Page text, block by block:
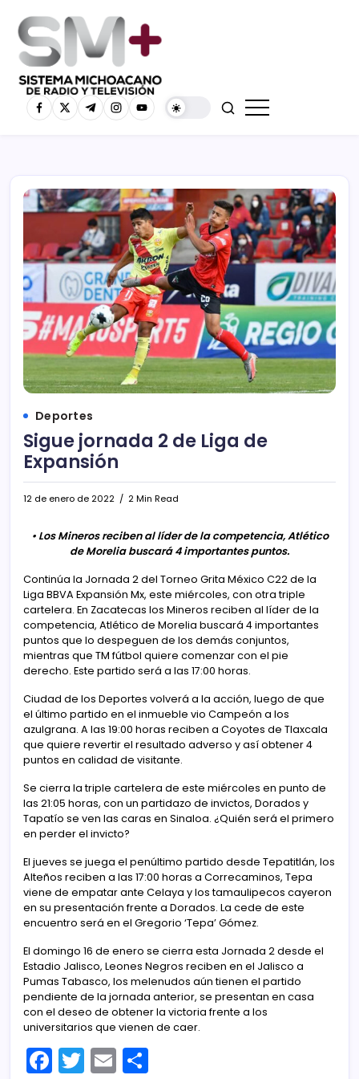
Deportes
Sigue jornada 2 de Liga de
Expansión
12 de enero de 2022 2 Min Read
• Los Mineros reciben al líder de la competencia, Atlético
de Morelia buscará 4 importantes puntos.
Continúa la Jornada 2 del Torneo Grita México C22 de la
Liga BBVA Expansión Mx, este miércoles, con otra triple
cartelera. En Zacatecas los Mineros reciben al líder de la
competencia, Atlético de Morelia buscará 4 importantes
puntos que lo despeguen de los demás conjuntos,
mientras que TM fútbol quiere comenzar con el pie
derecho. Este partido será a las 17:00 horas.
Ciudad de los Deportes volverá a la acción, luego de que
el último partido en el inmueble vio Campeón a los
azulgrana. A las 19:00 horas reciben a Coyotes de Tlaxcala
que quiere revertir el resultado adverso y así obtener 4
puntos en calidad de visitante.
Se cierra la triple cartelera de este miércoles en punto de
las 21:05 horas, con un partidazo de invictos, Dorados y
Tapatío se ven las caras en Sinaloa. ¿Quién será el primero
en perder el invicto?
El jueves se juega el penúltimo partido desde Tepatitlán, los
Alteños reciben a las 17:00 horas a Correcaminos, Tepa
viene de empatar ante Celaya y los tamaulipecos cayeron
en su presentación frente a Dorados. La cede de este
encuentro será en el Gregorio ‘Tepa’ Gómez.
El domingo 16 de enero se cierra esta Jornada 2 desde el
Estadio Jalisco, Leones Negros reciben en el Jalisco a
Pumas Tabasco, los melenudos aún tienen el partido
pendiente de la jornada anterior, se presentan en casa
con el deseo de obtener la victoria frente a los
universitarios que vienen de caer.
F T E